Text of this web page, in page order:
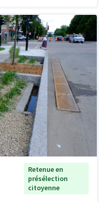
Retenue en
présélection
citoyenne